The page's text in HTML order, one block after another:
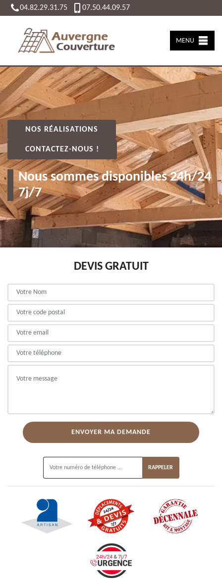
04.82.29.31.75 07.50.44.09.57
MENU
NOS RÉALISATIONS
CONTACTEZ-NOUS !
Nous sommes disponibles 24h/24
7j/7
DEVIS GRATUIT